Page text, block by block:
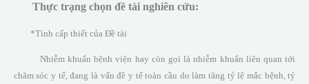
Thực trạng chọn đề tài nghiên cứu:
*Tính cấp thiết của Đề tài
Nhiễm khuẩn bệnh viện hay còn gọi là nhiễm khuẩn liên quan tới
chăm sóc y tế, đang là vấn đề y tế toàn cầu do làm tăng tỷ lệ mắc bệnh, tỷ